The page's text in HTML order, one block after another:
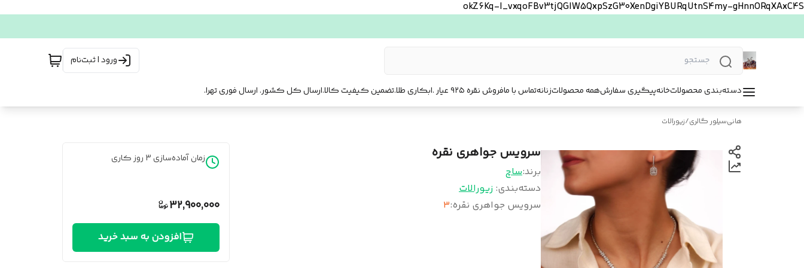
okZ6Kq-l_vxqoFBv3tjQGlW5QxpSzG30XenDgiYBURqUtnS4my-gHnnORqXAxC4S
ورود | ثبت‌نام
دسته‌بندی محصولاتخانهپیگیری سفارشهمه محصولاتزنانهتماس با مافروش نقره ۹۲۵ عیار .ابکاری طلا.تضمین کیفیت کالا.ارسال کل کشور. ارسال فوری تهرا.
هانی‌سیلور گالری/زیورالات
سرویس جواهری نقره
برند:ساچ
دسته‌بندی: زیورالات
سرویس جواهری نقره:۳
زمان آماده‌سازی3 روز کاری
32,900,000
افزودن به سبد خرید